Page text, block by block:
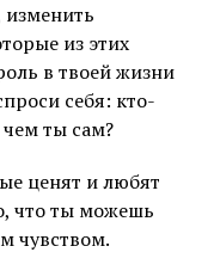
из этих
в твоей жизни
себя: кто-
чем ты сам?
ценят и любят
что ты можешь
чувством.